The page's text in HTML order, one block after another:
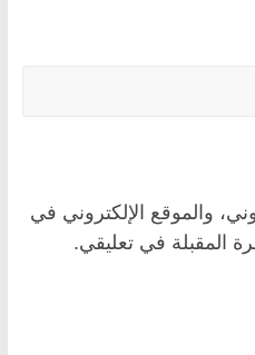
والموقع الإلكتروني في
المقبلة في تعليقي.